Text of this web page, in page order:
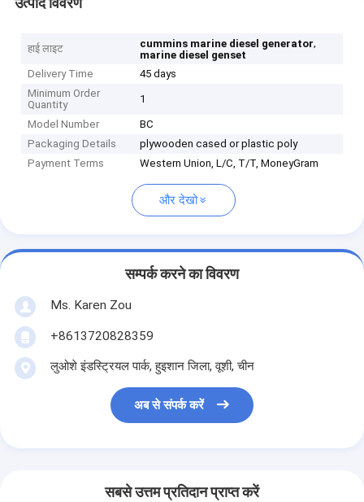
हाई लाइट cummins marine diesel generator,
marine diesel genset
Delivery Time
45 days
Minimum Order
Quantity
1
Model Number
BC
Packaging Details
plywooden cased or plastic poly
Payment Terms
Western Union, L/C, T/T, MoneyGram
और देखो
सम्पर्क करने का विवरण
Ms. Karen Zou
+8613720828359
लुओशे इंडस्ट्रियल पार्क, हुइशान जिला, वूशी, चीन
अब से संपर्क करें
सबसे उत्तम प्रतिदान प्राप्त करें